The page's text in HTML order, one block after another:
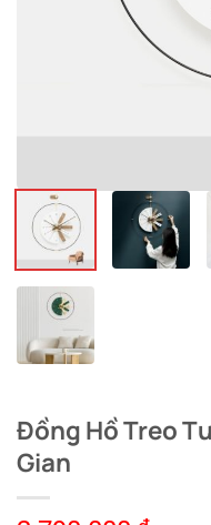
Đồng Hồ Treo
Gian